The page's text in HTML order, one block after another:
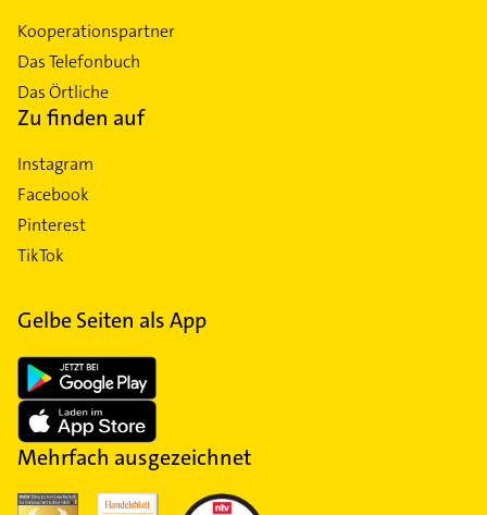
Kooperationspartner
Das Telefonbuch
Das Örtliche
Zu finden auf
Instagram
Facebook
Pinterest
TikTok
Gelbe Seiten als App
Mehrfach ausgezeichnet